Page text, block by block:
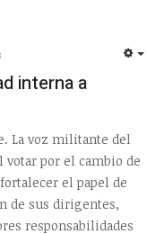
interna a
La voz militante del
por el cambio de
el papel de
de sus dirigentes,
responsabilidades